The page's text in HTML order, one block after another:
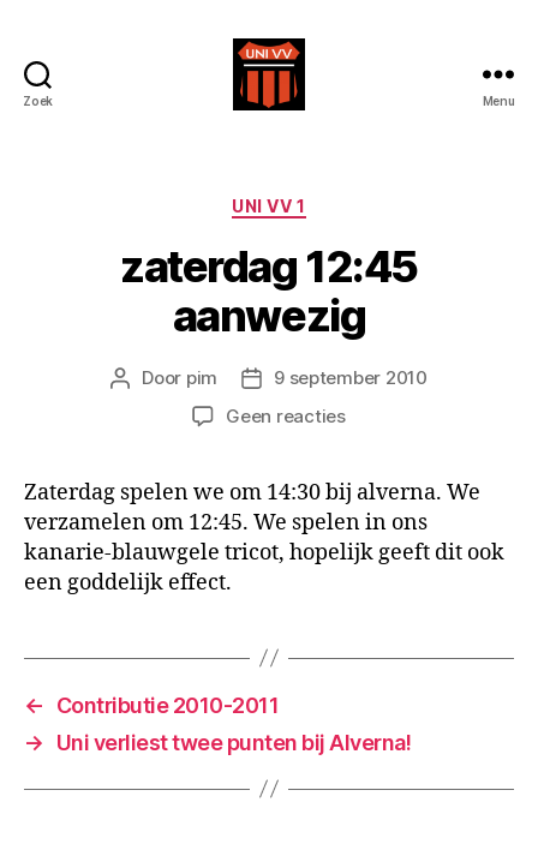
Zoek Menu
Categorieën
UNI VV 1
zaterdag 12:45
aanwezig
Berichtauteur
Door pim Berichtdatum
9 september 2010
Geen reactiesop
aanwezig
Zaterdag spelen we om 14:30 bij alverna. We
verzamelen om 12:45. We spelen in ons
kanarie-blauwgele tricot, hopelijk geeft dit ook
een goddelijk effect.
←
Contributie 2010-2011
→
Uni verliest twee punten bij Alverna!